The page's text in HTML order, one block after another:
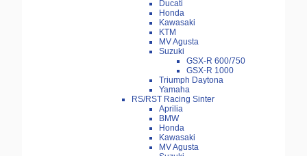
Ducati
Honda
Kawasaki
KTM
MV Agusta
Suzuki
GSX-R 600/750
GSX-R 1000
Triumph Daytona
Yamaha
RS/RST Racing Sinter
Aprilia
BMW
Honda
Kawasaki
MV Agusta